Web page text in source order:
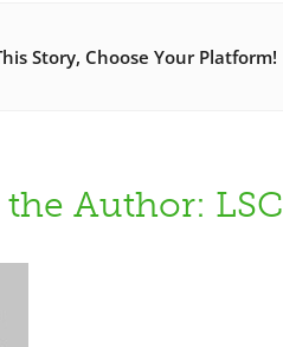
Story, Choose Your Platform!
Author: LSC